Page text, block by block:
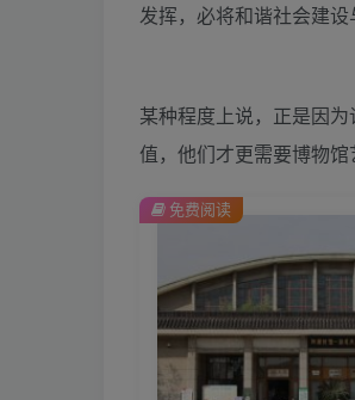
发挥，必将和谐社会建设
某种程度上说，正是因
值，他们才更需要博物
免费阅读